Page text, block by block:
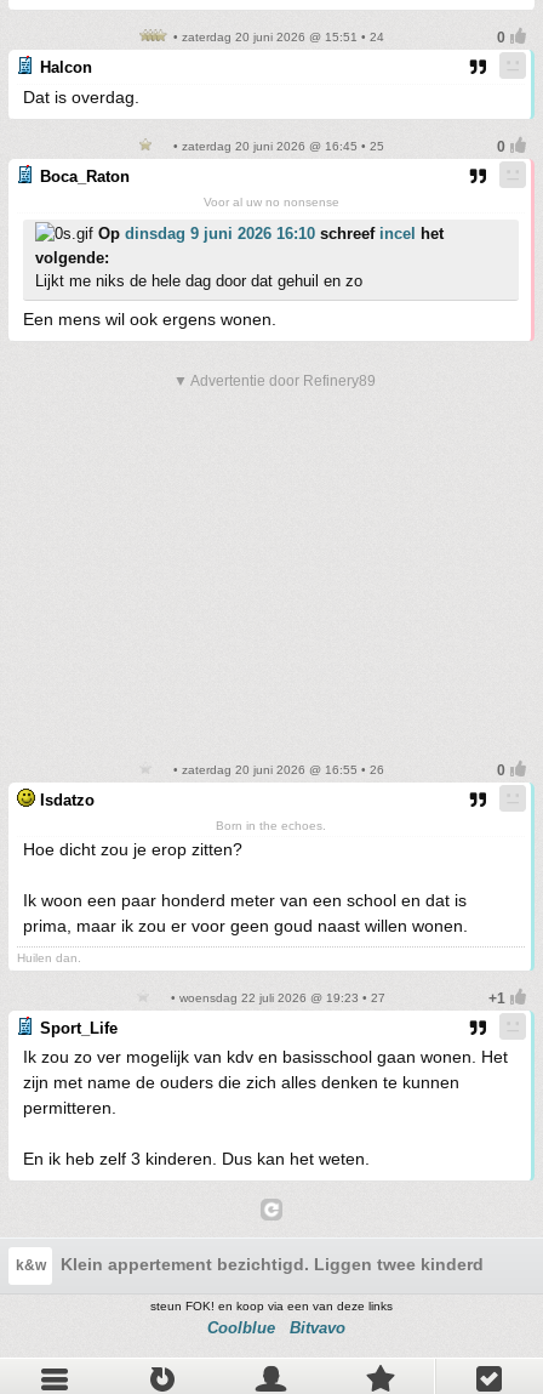
• zaterdag 20 juni 2026 @ 15:51 • 24
Halcon
Dat is overdag.
• zaterdag 20 juni 2026 @ 16:45 • 25
Boca_Raton
Voor al uw no nonsense
Op dinsdag 9 juni 2026 16:10 schreef incel
het
volgende:
Lijkt me niks de hele dag door dat gehuil en zo
Een mens wil ook ergens wonen.
▼ Advertentie door Refinery89
• zaterdag 20 juni 2026 @ 16:55 • 26
Isdatzo
Born in the echoes.
Hoe dicht zou je erop zitten?
Ik woon een paar honderd meter van een school en dat is
prima, maar ik zou er voor geen goud naast willen wonen.
Huilen dan.
• woensdag 22 juli 2026 @ 19:23 • 27
Sport_Life
Ik zou zo ver mogelijk van kdv en basisschool gaan wonen. Het
zijn met name de ouders die zich alles denken te kunnen
permitteren.
En ik heb zelf 3 kinderen. Dus kan het weten.
k&w Klein appertement bezichtigd. Liggen twee
steun FOK! en koop via een van deze links
Coolblue Bitvavo